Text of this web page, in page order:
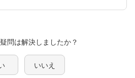
問は解決しましたか？
いいえ